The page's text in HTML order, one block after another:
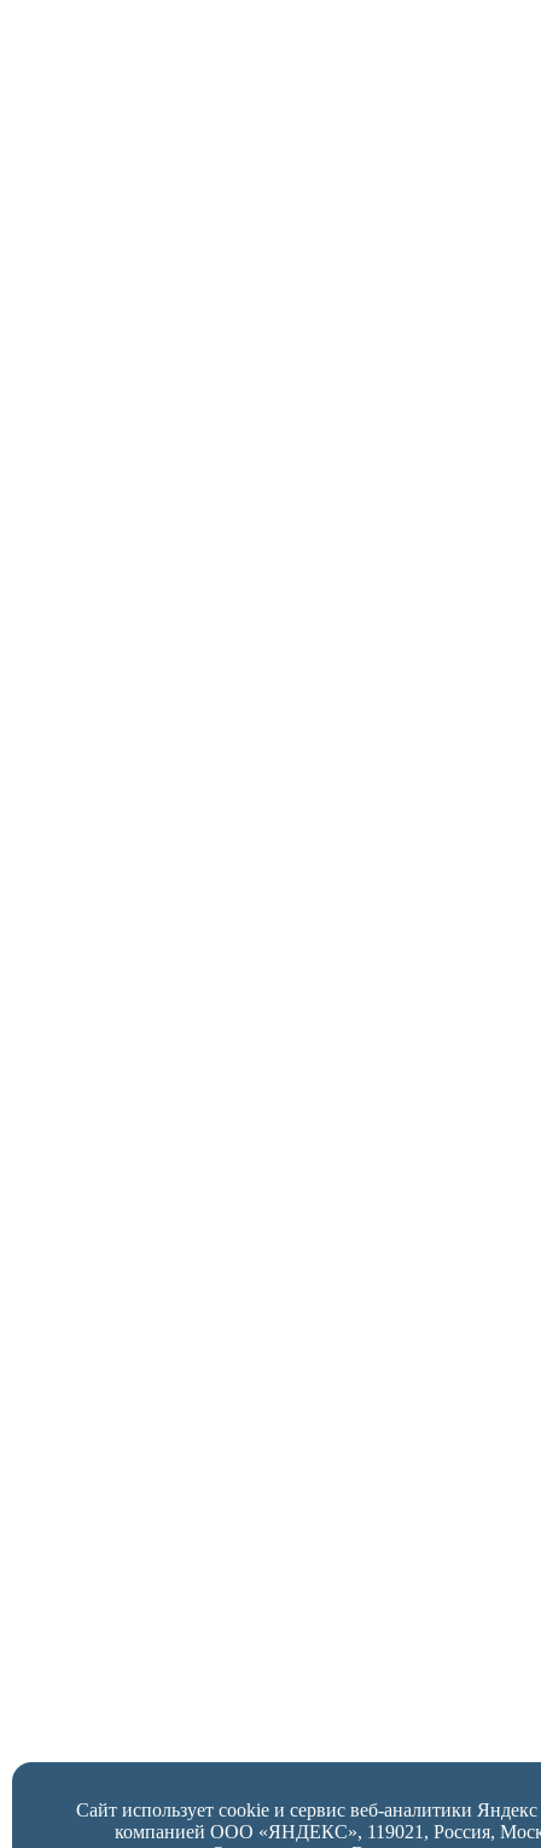
Сайт использует cookie и сервис веб-аналитики
компанией ООО «ЯНДЕКС», 119021, Россия,